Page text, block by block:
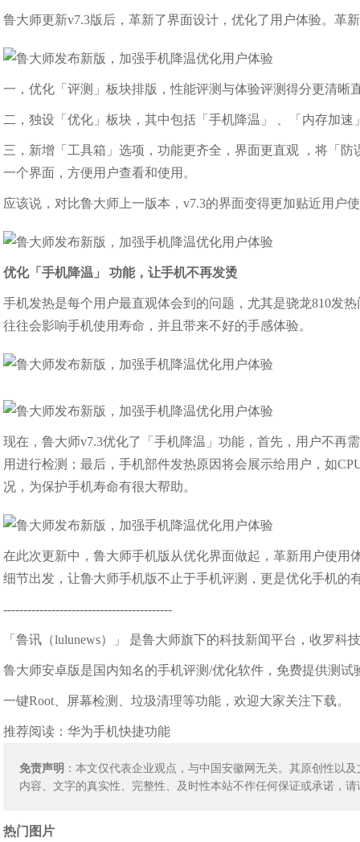
鲁大师更新v7.3版后，革新了界面设计，优化了用户体验。革
一，优化「评测」板块排版，性能评测与体验评测得分更清晰
二，独设「优化」板块，其中包括「手机降温」 、「内存加
三，新增「工具箱」选项，功能更齐全，界面更直观 ，将「
一个界面，方便用户查看和使用。
应该说，对比鲁大师上一版本，v7.3的界面变得更加贴近用户
优化「手机降温」功能，让手机不再发烫
手机发热是每个用户最直观体会到的问题，尤其是骁龙810发
往往会影响手机使用寿命，并且带来不好的手感体验。
现在，鲁大师v7.3优化了「手机降温」功能，首先，用户不再
用进行检测；最后，手机部件发热原因将会展示给用户，如
况，为保护手机寿命有很大帮助。
在此次更新中，鲁大师手机版从优化界面做起，革新用户使
细节出发，让鲁大师手机版不止于手机评测，更是优化手机的
------------------------------------------
「鲁讯（lulunews）」 是鲁大师旗下的科技新闻平台，收罗科
鲁大师安卓版是国内知名的手机评测/优化软件，免费提供测试
一键Root、屏幕检测、垃圾清理等功能，欢迎大家关注下载。
推荐阅读：华为手机快捷功能
免责声明 ：本文仅代表企业观点，与中国安徽网无关。其原创性以
内容、文字的真实性、完整性、及时性本站不作任何保证或承诺，
热门图片